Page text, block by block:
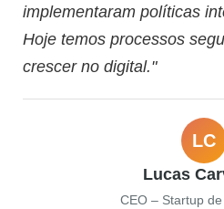
implementaram políticas
Hoje temos processos
crescer no digital."
LC
Lucas
CEO – Startup